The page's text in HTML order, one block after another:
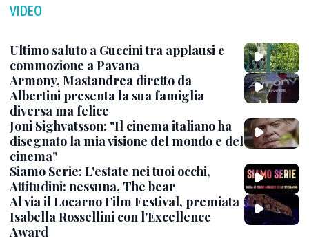
VIDEO
Ultimo saluto a Guccini tra applausi e
commozione a Pavana
Armony, Mastandrea diretto da
Albertini presenta la sua famiglia
diversa ma felice
Joni Sighvatsson: "Il cinema italiano ha
disegnato la mia visione del mondo e del
cinema"
Siamo Serie: L'estate nei tuoi occhi,
Attitudini: nessuna, The bear
Al via il Locarno Film Festival, premiata
Isabella Rossellini con l'Excellence
Award